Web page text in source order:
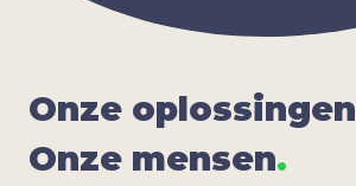
Onze oplos­sin­gen
Onze men­sen.